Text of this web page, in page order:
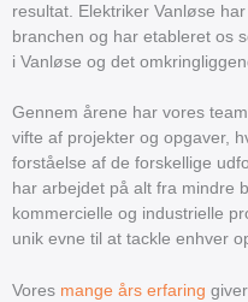
resultat. Elektriker Vanløse har
branchen og har etableret os
i Vanløse og det
Gennem årene har vores
vifte af projekter og opgaver,
forståelse af de forskellige
har arbejdet på alt fra mindre
kommercielle og industrielle
unik evne til at tackle enhver
Vores mange års erfaring